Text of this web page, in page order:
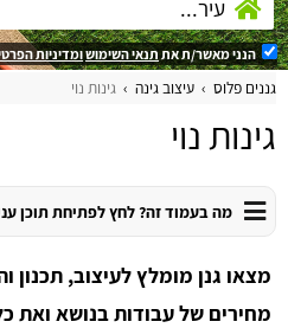
הנני מאשר/ת אתתנאי השימושומדיניות
גננים פלוס עיצוב גינה גינות נוי
גינות נוי
מה בעמוד זה? לחץ לפתיחת תוכן
מצאו גנן מומלץ לעיצוב, תכנון
מחירים של עבודות בנושא ואת